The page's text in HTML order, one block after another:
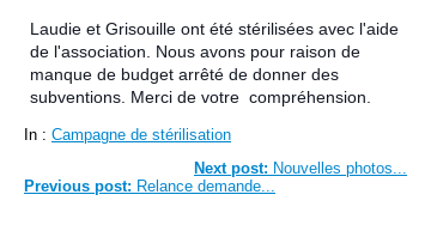
Laudie et Grisouille ont été stérilisées avec l'aide
de l'association. Nous avons pour raison de
manque de budget arrêté de donner des
subventions. Merci de votre compréhension.
In : Campagne de stérilisation
Next post: Nouvelles photos...
Previous post: Relance demande...